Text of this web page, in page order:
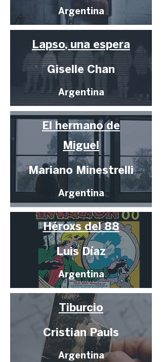
Argentina
Lapso, una espera
Giselle Chan
Argentina
El hermano de
Miguel
Mariano Minestrelli
Argentina
Héroxs del 88
Luis Díaz
Argentina
Tiburcio
Cristian Pauls
Argentina